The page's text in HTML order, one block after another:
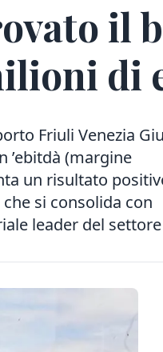
il
di
Friuli Venezia
’ebitdà (margine
un risultato
si consolida con
leader del settore